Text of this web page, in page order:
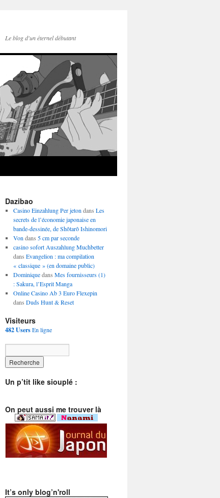
Le blog d'un éternel débutant
Dazibao
Casino Einzahlung Per jeton dans Les
secrets de l’économie japonaise en
bande-dessinée, de Shôtarô Ishinomori
Von dans 5 cm par seconde
casino sofort Auszahlung Muchbetter
dans Evangelion : ma compilation
« classique » (en domaine public)
Dominiquedans Mes fournisseurs (1)
: Sakura, l’Esprit Manga
Online Casino Ab 3 Euro Flexepin
dans Duds Hunt & Reset
Visiteurs
482 UsersEn ligne
Un p’tit like siouplé :
On peut aussi me trouver là
It’s only blog’n'roll